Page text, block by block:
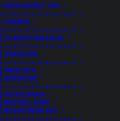
• EKOLOGISKT VIN
• • • • • • • • • • • • • • • • •
• GRAPPA
• • • • • • • • • • • • • • • • •
| FLASKSTORLEKAR
• • • • • • • • • • • • • • • • •
| SÖKGUIDE
• • • • • • • • • • • • • • • • •
| PRISLISTA
| SÖKGUIDE
• • • • • • • • • • • • • • • • •
| RESTAURANG
| BESTÄLL HÄR!
| REGISTRERA DIG
• • • • • • • • • • • • • • • • •
WEINGUT STEINTAL |
PÄTBURGUNDER